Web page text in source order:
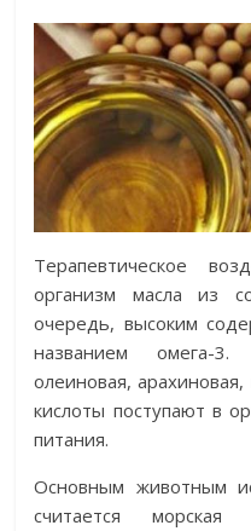
Терапевтическое
организм масла из
очередь, высоким
названием омега-3.
олеиновая,
кислоты поступают в
питания.
Основным животным
считается